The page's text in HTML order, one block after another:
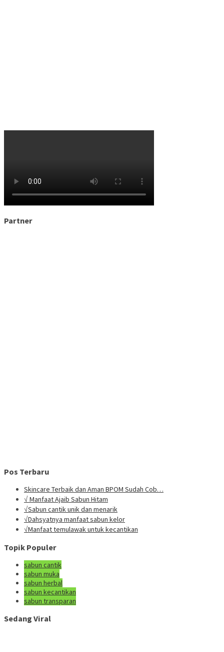
Partner
Pos Terbaru
Skincare Terbaik dan Aman BPOM Sudah Cob…
√ Manfaat Ajaib Sabun Hitam
√Sabun cantik unik dan menarik
√Dahsyatnya manfaat sabun kelor
√Manfaat temulawak untuk kecantikan
Topik Populer
sabun cantik
sabun muka
sabun herbal
sabun kecantikan
sabun transparan
Sedang Viral